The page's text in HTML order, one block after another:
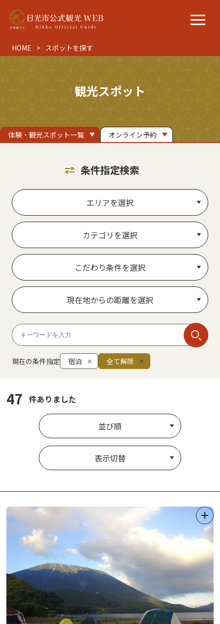
HOME スポットを探す
観光スポット
体験・観光スポット一覧 オンライン予約
条件指定検索
エリアを選択
カテゴリを選択
こだわり条件を選択
現在地からの距離を選択
現在の条件指定 宿泊 全て解除
47 件ありました
並び順
表示切替